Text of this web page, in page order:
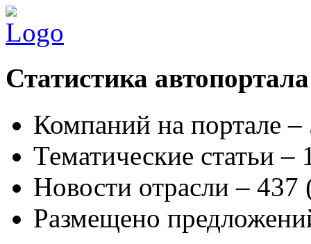
Статистика автопортала
Компаний на портале
Тематические статьи –
Новости отрасли – 437
Размещено